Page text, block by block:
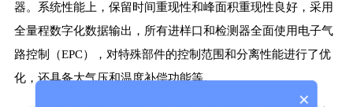
器。系统性能上，保留时间重现性和峰面积重现性良好，采用
全量程数字化数据输出，所有进样口和检测器全面使用电子气
路控制（EPC），对特殊部件的控制范围和分离性能进行了优
化，还具备大气压和温度补偿功能等。
×